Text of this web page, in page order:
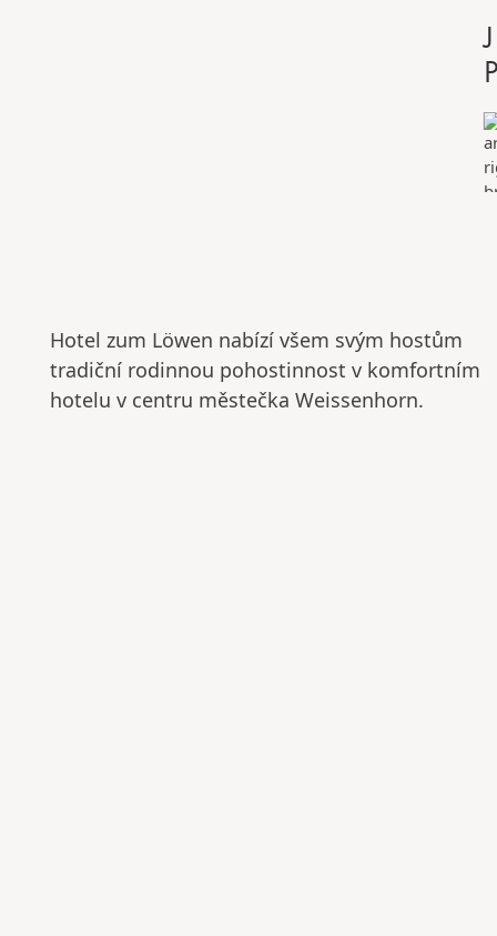
Hotel zum Löwen nabízí všem svým hostům
tradiční rodinnou pohostinnost v komfortním
hotelu v centru městečka Weissenhorn.